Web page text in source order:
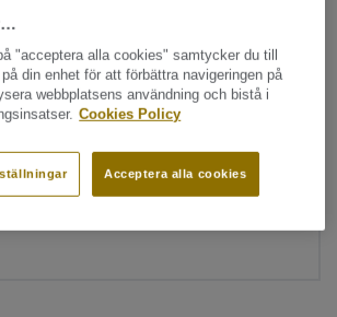
"acceptera alla cookies" samtycker du till
din enhet för att förbättra navigeringen på
webbplatsens användning och bistå i
Cookies Policy
Acceptera alla cookies